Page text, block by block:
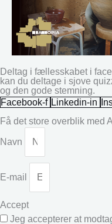
Deltag i fællesskabet i
kan du deltage i sjove
og den gode stemning.
Facebook-f Linkedin-in
Få det store overblik med
Navn
E-mail
Accept
Jeg accepterer at